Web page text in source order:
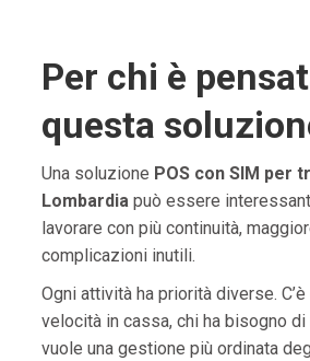
Per chi è
questa
Una soluzione POS con SIM per
Lombardiapuò essere
lavorare con più continuità,
complicazioni inutili.
Ogni attività ha priorità diverse.
velocità in cassa, chi ha bisogno
vuole una gestione più ordinata